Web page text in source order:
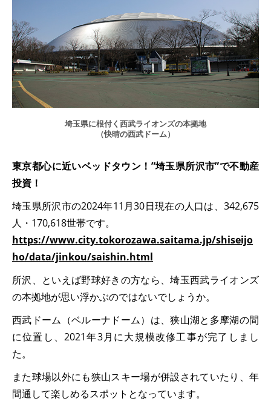
埼玉県に根付く西武ライオンズの本拠地
（快晴の西武ドーム）
東京都心に近いベッドタウン！”埼玉県所沢市”で不動産
投資！
埼玉県所沢市の2024年11月30日現在の人口は、342,675
人・170,618世帯です。
https://www.city.tokorozawa.saitama.jp/shiseijo
ho/data/jinkou/saishin.html
所沢、といえば野球好きの方なら、埼玉西武ライオンズ
の本拠地が思い浮かぶのではないでしょうか。
西武ドーム（ベルーナドーム）は、狭山湖と多摩湖の間
に位置し、2021年3月に大規模改修工事が完了しまし
た。
また球場以外にも狭山スキー場が併設されていたり、年
間通して楽しめるスポットとなっています。